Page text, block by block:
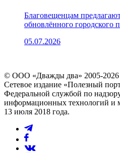
Благовещенцам
обновлённого городского
05.07.2026
© ООО «Дважды два» 2005-2026
Сетевое издание «Полезный
Федеральной службой по
информационных технологий и
13 июля 2018 года.